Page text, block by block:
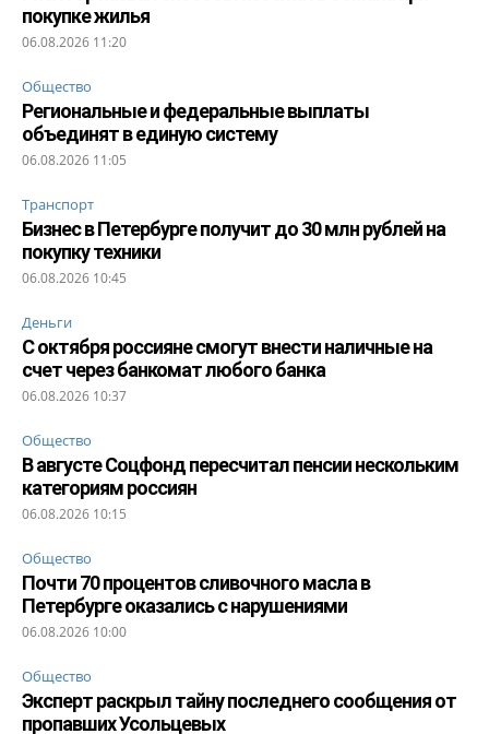
покупке жилья
06.08.2026 11:20
Общество
Региональные и федеральные выплаты
объединят в единую систему
06.08.2026 11:05
Транспорт
Бизнес в Петербурге получит до 30 млн рублей на
покупку техники
06.08.2026 10:45
Деньги
С октября россияне смогут внести наличные на
счет через банкомат любого банка
06.08.2026 10:37
Общество
В августе Соцфонд пересчитал пенсии нескольким
категориям россиян
06.08.2026 10:15
Общество
Почти 70 процентов сливочного масла в
Петербурге оказались с нарушениями
06.08.2026 10:00
Общество
Эксперт раскрыл тайну последнего сообщения от
пропавших Усольцевых